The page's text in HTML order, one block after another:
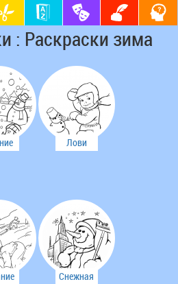
: Раскраски зима
Лови
Снежная